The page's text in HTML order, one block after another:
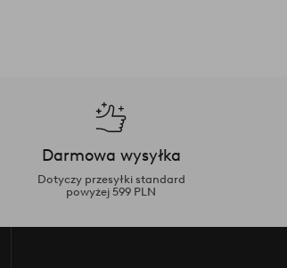
Darmowa wysyłka
Dotyczy przesyłki standard
powyżej 599 PLN